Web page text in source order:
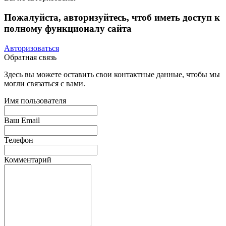
Пожалуйста, авторизуйтесь, чтоб иметь доступ к
полному функционалу сайта
Авторизоваться
Обратная связь
Здесь вы можете оставить свои контактные данные, чтобы мы
могли связаться с вами.
Имя пользователя
Ваш Email
Телефон
Комментарий